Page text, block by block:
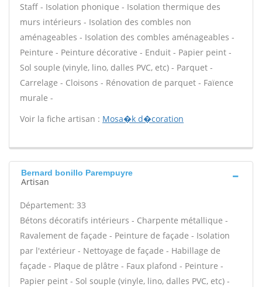
Staff - Isolation phonique - Isolation thermique des
murs intérieurs - Isolation des combles non
aménageables - Isolation des combles aménageables -
Peinture - Peinture décorative - Enduit - Papier peint -
Sol souple (vinyle, lino, dalles PVC, etc) - Parquet -
Carrelage - Cloisons - Rénovation de parquet - Faïence
murale -
Voir la fiche artisan : Mosa�k d�coration
Bernard bonillo Parempuyre
Artisan
Département: 33
Bétons décoratifs intérieurs - Charpente métallique -
Ravalement de façade - Peinture de façade - Isolation
par l'extérieur - Nettoyage de façade - Habillage de
façade - Plaque de plâtre - Faux plafond - Peinture -
Papier peint - Sol souple (vinyle, lino, dalles PVC, etc) -